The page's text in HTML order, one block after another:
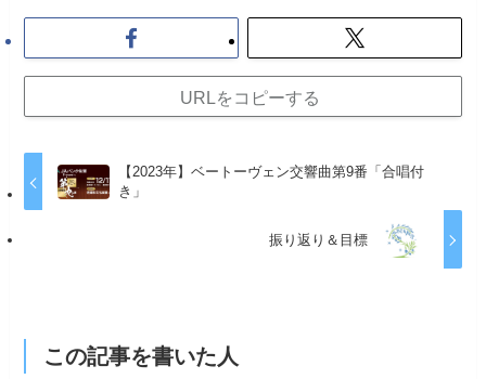
URLをコピーする
【2023年】ベートーヴェン交響曲第9番「合唱付
き」
振り返り＆目標
この記事を書いた人